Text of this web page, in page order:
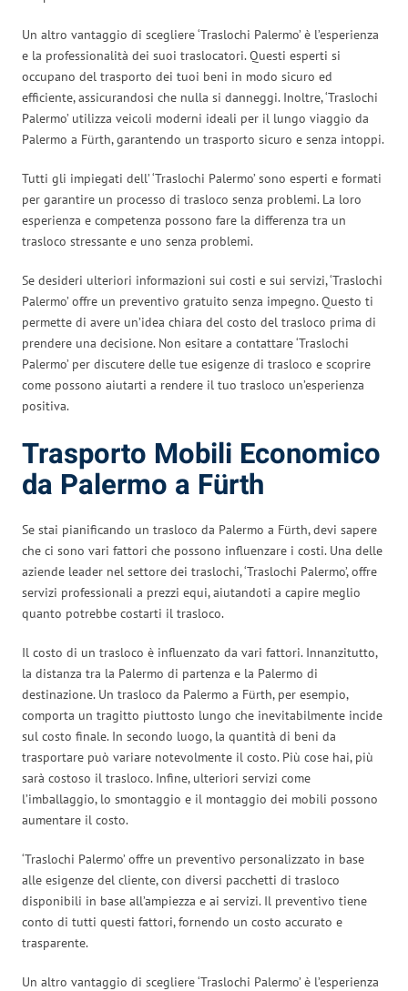
Un altro vantaggio di scegliere ‘Traslochi Palermo’ è l’esperienza
e la professionalità dei suoi traslocatori. Questi esperti si
occupano del trasporto dei tuoi beni in modo sicuro ed
efficiente, assicurandosi che nulla si danneggi. Inoltre, ‘Traslochi
Palermo’ utilizza veicoli moderni ideali per il lungo viaggio da
Palermo a Fürth, garantendo un trasporto sicuro e senza intoppi.
Tutti gli impiegati dell’ ‘Traslochi Palermo’ sono esperti e formati
per garantire un processo di trasloco senza problemi. La loro
esperienza e competenza possono fare la differenza tra un
trasloco stressante e uno senza problemi.
Se desideri ulteriori informazioni sui costi e sui servizi, ‘Traslochi
Palermo’ offre un preventivo gratuito senza impegno. Questo ti
permette di avere un’idea chiara del costo del trasloco prima di
prendere una decisione. Non esitare a contattare ‘Traslochi
Palermo’ per discutere delle tue esigenze di trasloco e scoprire
come possono aiutarti a rendere il tuo trasloco un’esperienza
positiva.
Trasporto Mobili Economico
da Palermo a Fürth
Se stai pianificando un trasloco da Palermo a Fürth, devi sapere
che ci sono vari fattori che possono influenzare i costi. Una delle
aziende leader nel settore dei traslochi, ‘Traslochi Palermo’, offre
servizi professionali a prezzi equi, aiutandoti a capire meglio
quanto potrebbe costarti il trasloco.
Il costo di un trasloco è influenzato da vari fattori. Innanzitutto,
la distanza tra la Palermo di partenza e la Palermo di
destinazione. Un trasloco da Palermo a Fürth, per esempio,
comporta un tragitto piuttosto lungo che inevitabilmente incide
sul costo finale. In secondo luogo, la quantità di beni da
trasportare può variare notevolmente il costo. Più cose hai, più
sarà costoso il trasloco. Infine, ulteriori servizi come
l’imballaggio, lo smontaggio e il montaggio dei mobili possono
aumentare il costo.
‘Traslochi Palermo’ offre un preventivo personalizzato in base
alle esigenze del cliente, con diversi pacchetti di trasloco
disponibili in base all’ampiezza e ai servizi. Il preventivo tiene
conto di tutti questi fattori, fornendo un costo accurato e
trasparente.
Un altro vantaggio di scegliere ‘Traslochi Palermo’ è l’esperienza